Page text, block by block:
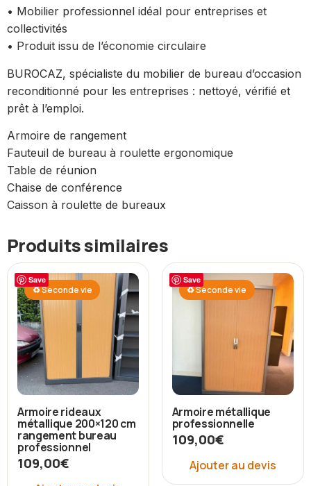
• Mobilier professionnel idéal pour entreprises et
collectivités
• Produit issu de l’économie circulaire
BUROCAZ, spécialiste du mobilier de bureau d’occasion
reconditionné pour les entreprises : nettoyé, vérifié et
prêt à l’emploi.
Armoire de rangement
Fauteuil de bureau à roulette ergonomique
Table de réunion
Chaise de conférence
Caisson à roulette de bureaux
Produits similaires
Save
♻ Seconde vie
Armoire rideaux
métallique 200×120 cm
rangement bureau
professionnel
109,00€
Save
♻ Seconde vie
Armoire métallique
professionnelle
109,00€
Ajouter au devis